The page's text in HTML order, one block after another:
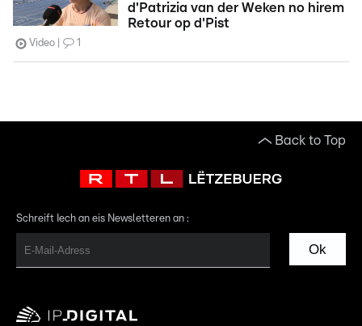
d'Patrizia van der Weken no hirem
Retour op d'Pist
Video 1
Back to Top
Schreift Iech an eis Newsletteren an :
Ok